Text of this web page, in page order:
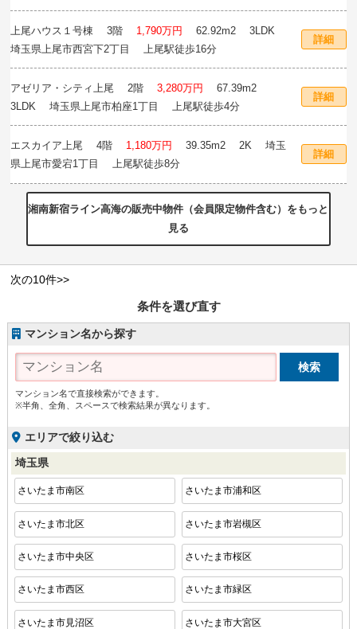
徒歩27分
上尾ハウス１号棟
3階 1,790万円 62.92m2 3LDK
埼玉県上尾市西宮下2丁目 上尾駅徒歩16分
詳細
アゼリア・シティ上尾 2階3,280万円 67.39m2
3LDK 埼玉県上尾市柏座1丁目 上尾駅徒歩4分
詳細
エスカイア上尾 4階 1,180万円 39.35m2 2K 埼玉
県上尾市愛宕1丁目 上尾駅徒歩8分
詳細
湘南新宿ライン高海の販売中物件（会員限定物件含む）をもっと
見る
次の10件>>
条件を選び直す
マンション名から探す
マンション名で直接検索ができます。
※半角、全角、スペースで検索結果が異なります。
エリアで絞り込む
埼玉県
さいたま市南区 さいたま市浦和区
さいたま市北区 さいたま市岩槻区
さいたま市中央区 さいたま市桜区
さいたま市西区 さいたま市緑区
さいたま市見沼区 さいたま市大宮区